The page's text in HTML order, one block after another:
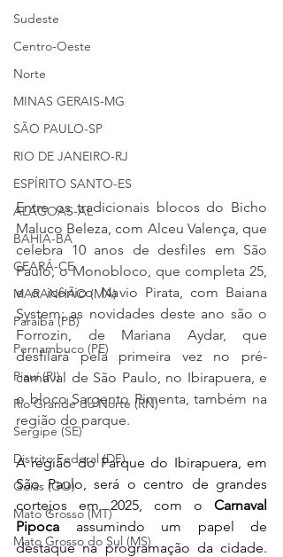
Sudeste
Centro-Oeste
Norte
MINAS GERAIS-MG
SÃO PAULO-SP
RIO DE JANEIRO-RJ
ESPÍRITO SANTO-ES
ALAGOAS-AL
BAHIA-BA
CEARÁ-CE
MARANHÃO (MA)
Paraíba (PB)
Pernambuco (PE)
Piauí (PI)
Rio Grande do Norte (RN)
Sergipe (SE)
Distrito Federal (DF)
Goiás (GO)
Mato Grosso (MT)
Mato Grosso do Sul (MS)
Entre os tradicionais blocos do Bicho
Maluco Beleza, com Alceu Valença, que
celebra 10 anos de desfiles em São
Paulo, o Monobloco, que completa 25,
e o icônico Navio Pirata, com Baiana
System; as novidades deste ano são o
Forrozin, de Mariana Aydar, que
desfilará pela primeira vez no pré-
carnaval de São Paulo, no Ibirapuera, e
o bloco Sargento Pimenta, também na
região do parque.
A região do Parque do Ibirapuera, em
São Paulo, será o centro de grandes
cortejos em 2025, com o Carnaval
Pipoca assumindo um papel de
destaque na programação da cidade.